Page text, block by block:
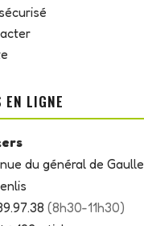
EN LIGNE
du général de Gaulle
(8h30-11h30)